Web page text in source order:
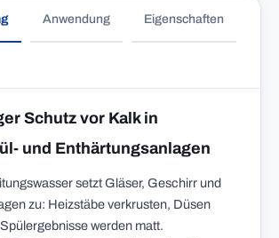
Anwendung Eigenschaften
Schutz vor Kalk in
und Enthärtungsanlagen
setzt Gläser, Geschirr und
zu: Heizstäbe verkrusten, Düsen
werden matt.